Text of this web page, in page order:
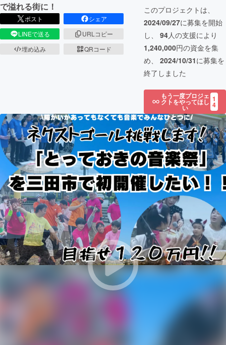
で溢れる街に！
ポスト
シェア
LINEで送る
URLコピー
埋め込み
QRコード
このプロジェクトは、
2024/09/27に募集を開始
し、 94人の支援により
1,240,000円の資金を集
め、 2024/10/31に募集を
終了しました
もう一度プロジェ
クトをやってほし
い
1
4